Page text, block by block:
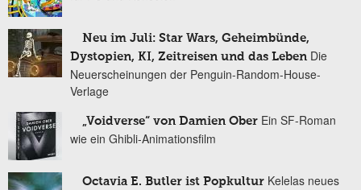
Neu im Juli: Star Wars, Geheimbünde,
Dystopien, KI, Zeitreisen und das Leben Die
Neuerscheinungen der Penguin-Random-House-
Verlage
„Voidverse“ von Damien Ober Ein SF-Roman
wie ein Ghibli-Animationsfilm
Octavia E. Butler ist Popkultur Kelelas neues